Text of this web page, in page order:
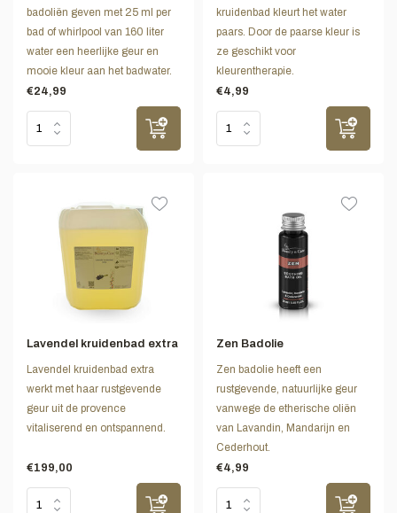
badoliën geven met 25 ml per
bad of whirlpool van 160 liter
water een heerlijke geur en
mooie kleur aan het badwater.
€24,99
kruidenbad kleurt het water
paars. Door de paarse kleur is
ze geschikt voor
kleurentherapie.
€4,99
Lavendel kruidenbad extra
Lavendel kruidenbad extra
werkt met haar rustgevende
geur uit de provence
vitaliserend en ontspannend.
€199,00
Zen Badolie
Zen badolie heeft een
rustgevende, natuurlijke geur
vanwege de etherische oliën
van Lavandin, Mandarijn en
Cederhout.
€4,99